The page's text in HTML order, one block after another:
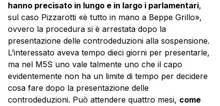
hanno precisato in lungo e in largo i parlamentari,
sul caso Pizzarotti «è tutto in mano a Beppe Grillo»,
ovvero la procedura si è arrestata dopo la
presentazione delle controdeduzioni alla sospensione.
L’interessato aveva tempo dieci giorni per presentarle,
ma nel M5S uno vale talmente uno che il capo
evidentemente non ha un limite di tempo per decidere
cosa fare dopo la presentazione delle
controdeduzioni. Può attendere quattro mesi, come